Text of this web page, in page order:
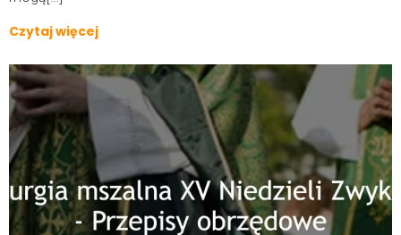
Czytaj więcej